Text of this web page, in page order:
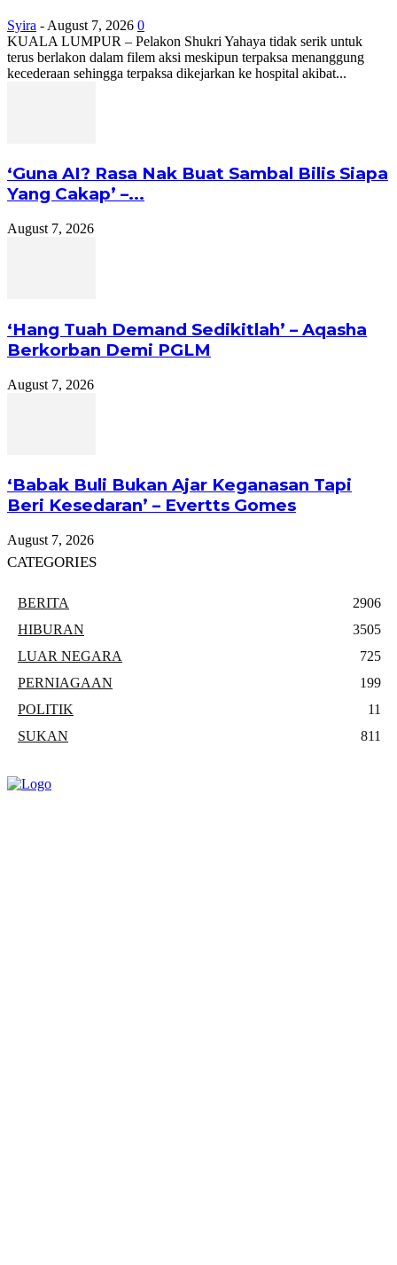
Syira - August 7, 2026 0
KUALA LUMPUR – Pelakon Shukri Yahaya tidak serik untuk
terus berlakon dalam filem aksi meskipun terpaksa menanggung
kecederaan sehingga terpaksa dikejarkan ke hospital akibat...
‘Guna AI? Rasa Nak Buat Sambal Bilis Siapa
Yang Cakap’ –...
August 7, 2026
‘Hang Tuah Demand Sedikitlah’ – Aqasha
Berkorban Demi PGLM
August 7, 2026
‘Babak Buli Bukan Ajar Keganasan Tapi
Beri Kesedaran’ – Evertts Gomes
August 7, 2026
CATEGORIES
BERITA
2906
HIBURAN
3505
LUAR NEGARA
725
PERNIAGAAN
199
POLITIK
11
SUKAN
811